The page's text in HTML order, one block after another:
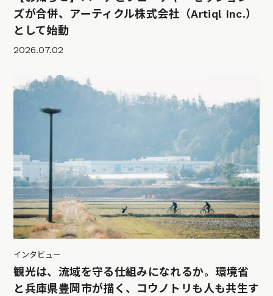
ズが合併、アーティクル株式会社（Artiql Inc.）
として始動
2026.07.02
インタビュー
観光は、流域を守る仕組みになれるか。環境省
と兵庫県豊岡市が描く、コウノトリも人も共生す